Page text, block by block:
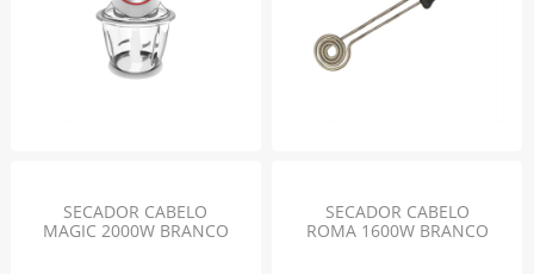
SECADOR CABELO
MAGIC 2000W BRANCO
SECADOR CABELO
ROMA 1600W BRANCO